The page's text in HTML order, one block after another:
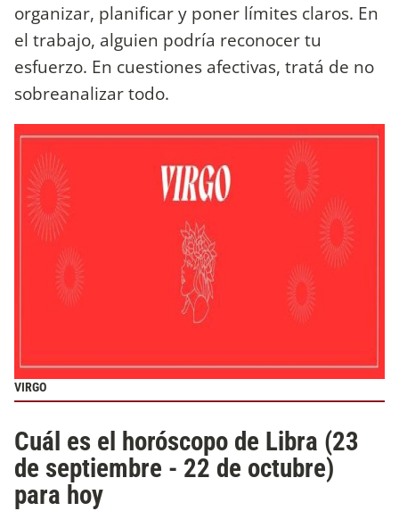
organizar, planificar y poner límites claros. En
el trabajo, alguien podría reconocer tu
esfuerzo. En cuestiones afectivas, tratá de no
sobreanalizar todo.
VIRGO
Cuál es el horóscopo de Libra (23
de septiembre - 22 de octubre)
para hoy